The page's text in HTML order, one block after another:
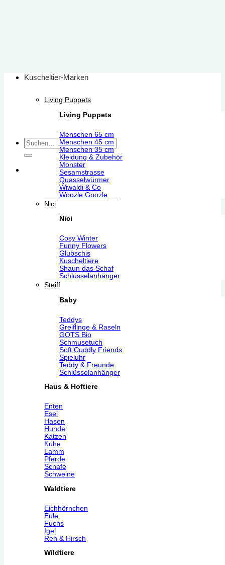
Suchen
nach:
Kuscheltier-Marken
Living Puppets
Living Puppets
Menschen 65 cm
Menschen 45 cm
Menschen 35 cm
Kleidung & Zubehör
Monster
Sesamstrasse
Quasselwürmer
Wiwaldi & Co
Woozle Goozle
Nici
Nici
Cosy Winter
Funny Flowers
Glubschis
Kuscheltiere
Shaun das Schaf
Schlüsselanhänger
Steiff
Baby
Teddys
Greiflinge & Raseln
GOTS Bio
Schmusetuch
Soft Cuddly Friends
Spieluhr
Teddy & Freunde
Schlüsselanhänger
Haus & Hoftiere
Enten
Esel
Hasen
Hunde
Katzen
Kühe
Lamm
Pferde
Schafe
Schweine
Waldtiere
Eichhörnchen
Eule
Fuchs
Igel
Reh & Hirsch
Wildtiere